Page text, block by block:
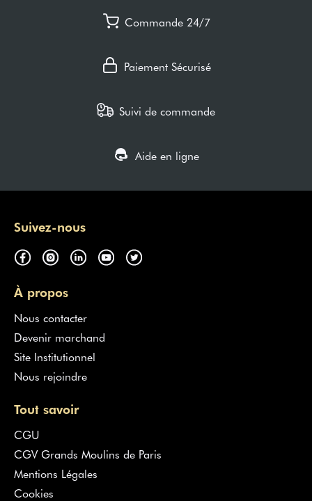
Commande 24/7
Paiement Sécurisé
Suivi de commande
Aide en ligne
Suivez-nous
À propos
Nous contacter
Devenir marchand
Site Institutionnel
Nous rejoindre
Tout savoir
CGU
CGV Grands Moulins de Paris
Mentions Légales
Cookies